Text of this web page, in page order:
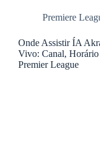
Premiere
Onde Assistir ÍA
Vivo: Canal, Horário
Premier League